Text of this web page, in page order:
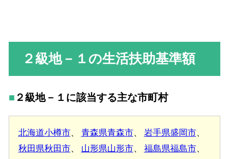
２級地－１の生活扶助基準額
２級地－１に該当する主な市町村
北海道小樽市、 青森県青森市、 岩手県盛岡市、
秋田県秋田市、 山形県山形市、 福島県福島市、